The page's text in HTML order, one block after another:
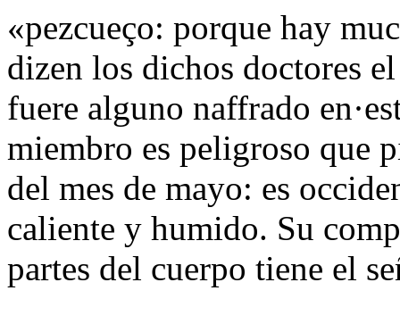
«pezcueço: porque hay
dizen los dichos doctores
fuere alguno naffrado
miembro es peligroso que
del mes de mayo: es
caliente y humido. Su
partes del cuerpo tiene el